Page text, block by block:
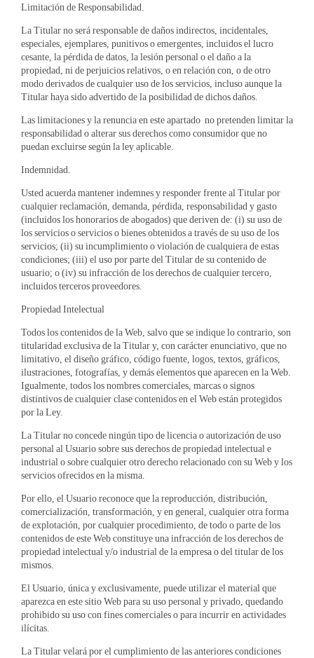
Limitación de Responsabilidad.
La Titular no será responsable de daños indirectos, incidentales,
especiales, ejemplares, punitivos o emergentes, incluidos el lucro
cesante, la pérdida de datos, la lesión personal o el daño a la
propiedad, ni de perjuicios relativos, o en relación con, o de otro
modo derivados de cualquier uso de los servicios, incluso aunque la
Titular haya sido advertido de la posibilidad de dichos daños.
Las limitaciones y la renuncia en este apartado no pretenden limitar la
responsabilidad o alterar sus derechos como consumidor que no
puedan excluirse según la ley aplicable.
Indemnidad.
Usted acuerda mantener indemnes y responder frente al Titular por
cualquier reclamación, demanda, pérdida, responsabilidad y gasto
(incluidos los honorarios de abogados) que deriven de: (i) su uso de
los servicios o servicios o bienes obtenidos a través de su uso de los
servicios; (ii) su incumplimiento o violación de cualquiera de estas
condiciones; (iii) el uso por parte del Titular de su contenido de
usuario; o (iv) su infracción de los derechos de cualquier tercero,
incluidos terceros proveedores.
Propiedad Intelectual
Todos los contenidos de la Web, salvo que se indique lo contrario, son
titularidad exclusiva de la Titular y, con carácter enunciativo, que no
limitativo, el diseño gráfico, código fuente, logos, textos, gráficos,
ilustraciones, fotografías, y demás elementos que aparecen en la Web.
Igualmente, todos los nombres comerciales, marcas o signos
distintivos de cualquier clase contenidos en el Web están protegidos
por la Ley.
La Titular no concede ningún tipo de licencia o autorización de uso
personal al Usuario sobre sus derechos de propiedad intelectual e
industrial o sobre cualquier otro derecho relacionado con su Web y los
servicios ofrecidos en la misma.
Por ello, el Usuario reconoce que la reproducción, distribución,
comercialización, transformación, y en general, cualquier otra forma
de explotación, por cualquier procedimiento, de todo o parte de los
contenidos de este Web constituye una infracción de los derechos de
propiedad intelectual y/o industrial de la empresa o del titular de los
mismos.
El Usuario, única y exclusivamente, puede utilizar el material que
aparezca en este sitio Web para su uso personal y privado, quedando
prohibido su uso con fines comerciales o para incurrir en actividades
ilícitas.
La Titular velará por el cumplimiento de las anteriores condiciones